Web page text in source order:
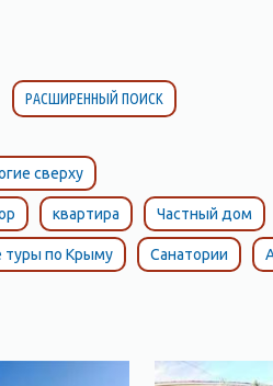
РАСШИРЕННЫЙ ПОИСК
сверху
квартира Частный дом
туры по Крыму Санатории